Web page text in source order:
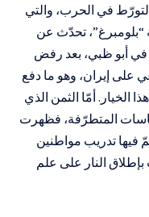
في الحرب، والتي
“بلومبرغ”، تحدّث عن
أبو ظبي، بعد رفض
على إيران، وهو ما دفع
الخيار. أمّا الثمن الذي
المتطرّفة، فظهرت
فيها تدريب مواطنين
النار على علم